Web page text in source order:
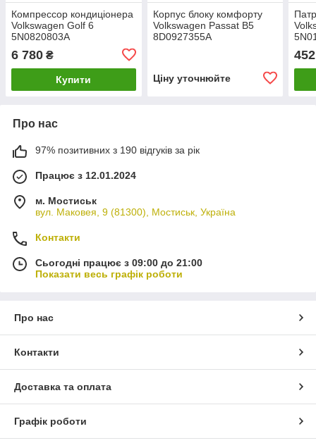
Компрессор кондиціонера
Volkswagen Golf 6
5N0820803A
6 780 ₴
Купити
Корпус блоку комфорту
Volkswagen Passat B5
8D0927355A
Ціну уточнюйте
452
Про нас
97% позитивних з 190 відгуків за рік
Працює з 12.01.2024
м. Мостиськ
вул. Маковея, 9 (81300), Мостиськ, Україна
Контакти
Сьогодні працює з 09:00 до 21:00
Показати весь графік роботи
Про нас
Контакти
Доставка та оплата
Графік роботи